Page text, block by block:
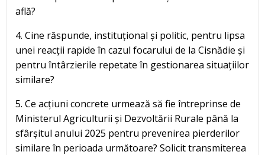
află?
4. Cine răspunde, instituțional și politic, pentru lipsa
unei reacții rapide în cazul focarului de la Cisnădie și
pentru întârzierile repetate în gestionarea situațiilor
similare?
5. Ce acțiuni concrete urmează să fie întreprinse de
Ministerul Agriculturii și Dezvoltării Rurale până la
sfârșitul anului 2025 pentru prevenirea pierderilor
similare în perioada următoare? Solicit transmiterea